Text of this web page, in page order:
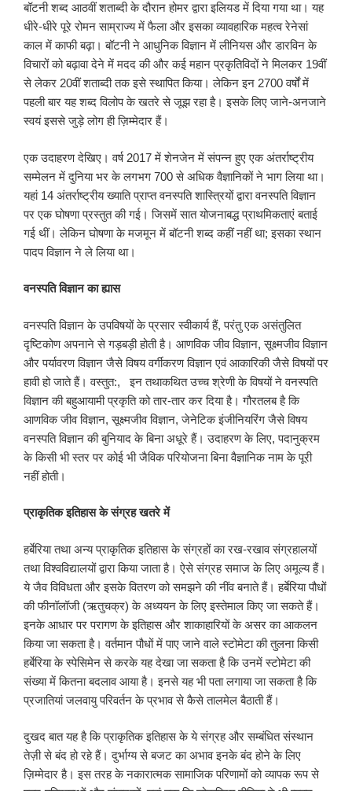
बॉटनी शब्द आठवीं शताब्दी के दौरान होमर द्वारा इलियड में दिया गया था। यह
धीरे-धीरे पूरे रोमन साम्राज्य में फैला और इसका व्यावहारिक महत्व रेनेसां
काल में काफी बढ़ा। बॉटनी ने आधुनिक विज्ञान में लीनियस और डारविन के
विचारों को बढ़ावा देने में मदद की और कई महान प्रकृतिविदों ने मिलकर 19वीं
से लेकर 20वीं शताब्दी तक इसे स्थापित किया। लेकिन इन 2700 वर्षों में
पहली बार यह शब्द विलोप के खतरे से जूझ रहा है। इसके लिए जाने-अनजाने
स्वयं इससे जुड़े लोग ही ज़िम्मेदार हैं।
एक उदाहरण देखिए। वर्ष 2017 में शेनजेन में संपन्न हुए एक अंतर्राष्ट्रीय
सम्मेलन में दुनिया भर के लगभग 700 से अधिक वैज्ञानिकों ने भाग लिया था।
यहां 14 अंतर्राष्ट्रीय ख्याति प्राप्त वनस्पति शास्त्रियों द्वारा वनस्पति विज्ञान
पर एक घोषणा प्रस्तुत की गई। जिसमें सात योजनाबद्ध प्राथमिकताएं बताई
गई थीं। लेकिन घोषणा के मजमून में बॉटनी शब्द कहीं नहीं था; इसका स्थान
पादप विज्ञान ने ले लिया था।
वनस्पति विज्ञान का ह्यास
वनस्पति विज्ञान के उपविषयों के प्रसार स्वीकार्य हैं, परंतु एक असंतुलित
दृष्टिकोण अपनाने से गड़बड़ी होती है। आणविक जीव विज्ञान, सूक्ष्मजीव विज्ञान
और पर्यावरण विज्ञान जैसे विषय वर्गीकरण विज्ञान एवं आकारिकी जैसे विषयों पर
हावी हो जाते हैं। वस्तुत:, इन तथाकथित उच्च श्रेणी के विषयों ने वनस्पति
विज्ञान की बहुआयामी प्रकृति को तार-तार कर दिया है। गौरतलब है कि
आणविक जीव विज्ञान, सूक्ष्मजीव विज्ञान, जेनेटिक इंजीनियरिंग जैसे विषय
वनस्पति विज्ञान की बुनियाद के बिना अधूरे हैं। उदाहरण के लिए, पदानुक्रम
के किसी भी स्तर पर कोई भी जैविक परियोजना बिना वैज्ञानिक नाम के पूरी
नहीं होती।
प्राकृतिक इतिहास के संग्रह खतरे में
हर्बेरिया तथा अन्य प्राकृतिक इतिहास के संग्रहों का रख-रखाव संग्रहालयों
तथा विश्वविद्यालयों द्वारा किया जाता है। ऐसे संग्रह समाज के लिए अमूल्य हैं।
ये जैव विविधता और इसके वितरण को समझने की नींव बनाते हैं। हर्बेरिया पौधों
की फीनॉलॉजी (ऋतुचक्र) के अध्ययन के लिए इस्तेमाल किए जा सकते हैं।
इनके आधार पर परागण के इतिहास और शाकाहारियों के असर का आकलन
किया जा सकता है। वर्तमान पौधों में पाए जाने वाले स्टोमेटा की तुलना किसी
हर्बेरिया के स्पेसिमेन से करके यह देखा जा सकता है कि उनमें स्टोमेटा की
संख्या में कितना बदलाव आया है। इनसे यह भी पता लगाया जा सकता है कि
प्रजातियां जलवायु परिवर्तन के प्रभाव से कैसे तालमेल बैठाती हैं।
दुखद बात यह है कि प्राकृतिक इतिहास के ये संग्रह और सम्बंधित संस्थान
तेज़ी से बंद हो रहे हैं। दुर्भाग्य से बजट का अभाव इनके बंद होने के लिए
ज़िम्मेदार है। इस तरह के नकारात्मक सामाजिक परिणामों को व्यापक रूप से